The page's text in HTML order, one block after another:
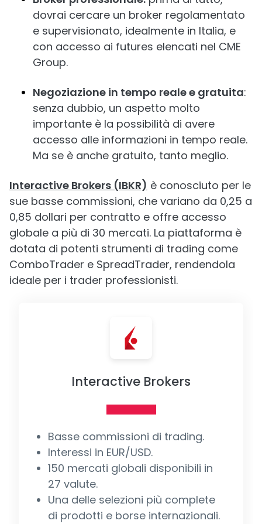
dovrai cercare un broker regolamentato
e supervisionato, idealmente in Italia, e
con accesso ai futures elencati nel CME
Group.
Negoziazione in tempo reale e gratuita:
senza dubbio, un aspetto molto
importante è la possibilità di avere
accesso alle informazioni in tempo reale.
Ma se è anche gratuito, tanto meglio.
Interactive Brokers (IBKR) è conosciuto per le
sue basse commissioni, che variano da 0,25 a
0,85 dollari per contratto e offre accesso
globale a più di 30 mercati. La piattaforma è
dotata di potenti strumenti di trading come
ComboTrader e SpreadTrader, rendendola
ideale per i trader professionisti.
Interactive Brokers
Basse commissioni di trading.
Interessi in EUR/USD.
150 mercati globali disponibili in
27 valute.
Una delle selezioni più complete
di prodotti e borse internazionali.